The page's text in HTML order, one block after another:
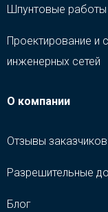
Шпунтовые работы
Проектирование и
инженерных сетей
О компании
Отзывы заказчиков
Разрешительные
Блог